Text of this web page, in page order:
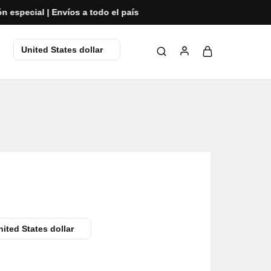
| Envíos a todo el país
United States dollar
States dollar